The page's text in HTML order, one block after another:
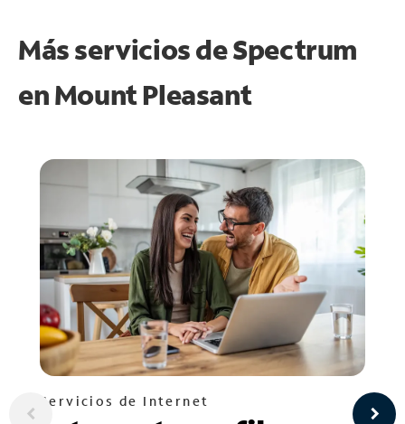
Más servicios de Spectrum
enMount Pleasant
Servicios de Internet